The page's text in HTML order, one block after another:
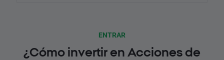
ENTRAR
¿Cómo invertir en Acciones de